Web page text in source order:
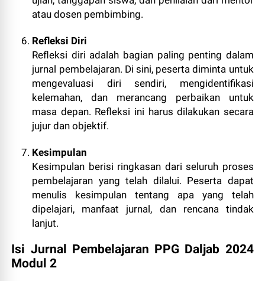
atau dosen pembimbing.
Refleksi Diri
Refleksi diri adalah bagian paling penting dalam
jurnal pembelajaran. Di sini, peserta diminta untuk
mengevaluasi diri sendiri, mengidentifikasi
kelemahan, dan merancang perbaikan untuk
masa depan. Refleksi ini harus dilakukan secara
jujur dan objektif.
Kesimpulan
Kesimpulan berisi ringkasan dari seluruh proses
pembelajaran yang telah dilalui. Peserta dapat
menulis kesimpulan tentang apa yang telah
dipelajari, manfaat jurnal, dan rencana tindak
lanjut.
Isi Jurnal Pembelajaran PPG Daljab 2024
Modul 2